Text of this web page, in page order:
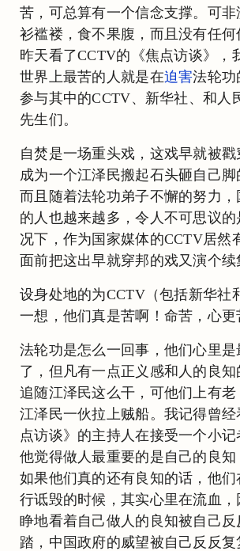
苦，可总算有一个信念支撑。可
衫褴褛，食不果腹，而且没有任
昨天看了CCTV的《焦点访谈》，
世界上最苦的人就是在迫害法轮功
参与其中的CCTV、新华社、和人
先生们。
自焚是一场重头戏，这戏早就被
成为一个江泽民搬起石头砸自己脚
而且随着法轮功弟子不懈的努力
的人也越来越多，令人不可思议
况下，作为国家媒体的CCTV居然
面前把这出早就穿邦的戏又演个续
设身处地的为CCTV（包括新华社
一想，他们真是苦啊！命苦，心更
法轮功是怎么一回事，他们心里
了，但凡有一点正义感和人的良
追随江泽民这么干，可他们上有
江泽民一伙拉上贼船。我记得曾
点访谈》的主持人在接受一个小
他觉得做人最重要的是自己的良
如果他们真的还有良知的话，他
行诋毁的时候，其实心里在流血
睁地看着自己做人的良知被自己反
踏，中国政府的威望被自己反反复